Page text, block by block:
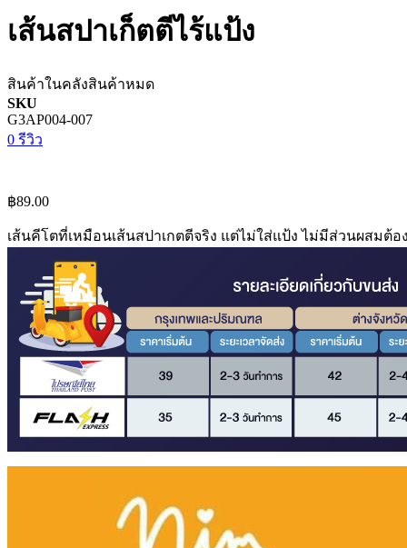
เส้นสปาเก็ตตีไร้แป้ง
สินค้าในคลังสินค้าหมด
SKU
G3AP004-007
0 รีวิว
฿89.00
เส้นคีโตที่เหมือนเส้นสปาเกตตีจริง แต่ไม่ใส่แป้ง ไม่มีส่วนผสมต้